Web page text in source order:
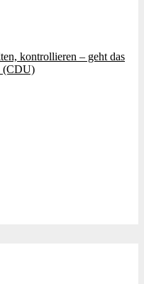
kontrollieren – geht das
(CDU)